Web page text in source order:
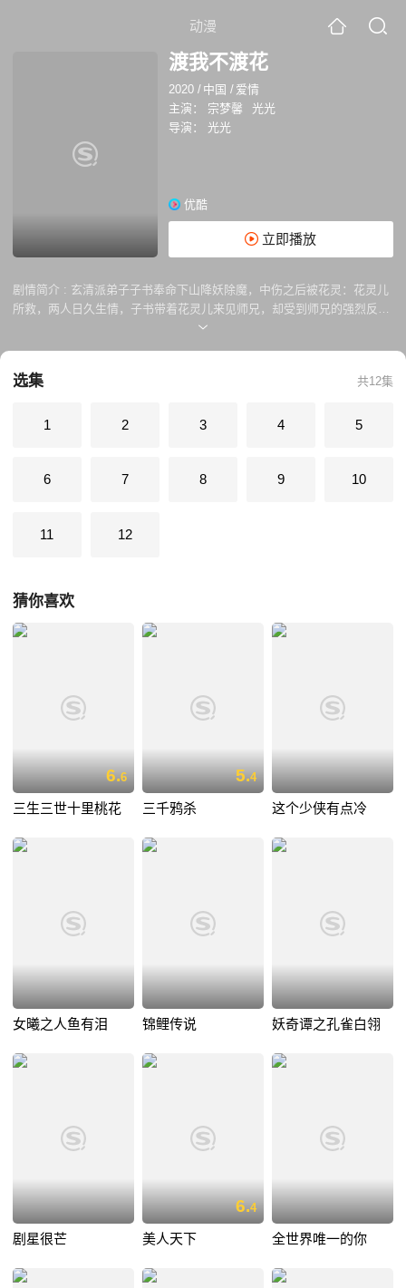
动漫
渡我不渡花
2020 / 中国 / 爱情
主演：
宗梦馨
光光
导演：
光光
优酷
立即播放
剧情简介 : 玄清派弟子子书奉命下山降妖除魔，中伤之后被花灵：花灵儿
所救，两人日久生情，子书带着花灵儿来见师兄，却受到师兄的强烈反
对，师兄坚定人妖不能在一起，要求子书将花灵儿就地正法。
选集 共12集
1 2 3 4 5
6 7 8 9 10
11 12
猜你喜欢
6.6
三生三世十里桃花
5.4
三千鸦杀 这个少侠有点冷
女曦之人鱼有泪 锦鲤传说 妖奇谭之孔雀白翎
剧星很芒
6.4
美人天下 全世界唯一的你